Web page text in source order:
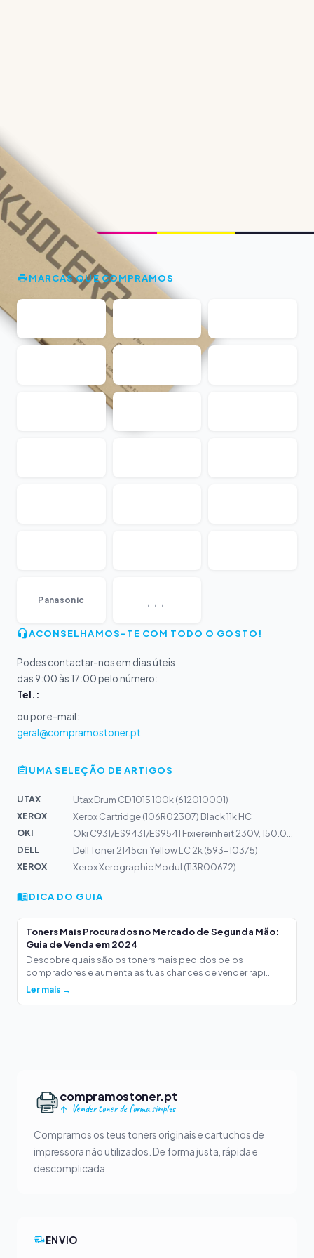
MARCAS QUE COMPRAMOS
Panasonic ...
ACONSELHAMOS-TE COM TODO O GOSTO!
Podes contactar-nos em dias úteis
das 9:00 às 17:00 pelo número:
Tel.:
ou por e-mail:
geral@compramostoner.pt
UMA SELEÇÃO DE ARTIGOS
UTAX
Utax Drum CD 1015 100k (612010001)
XEROX
Xerox Cartridge (106R02307) Black 11k HC
OKI
DELL
Dell Toner 2145cn Yellow LC 2k (593-10375)
XEROX
Xerox Xerographic Modul (113R00672)
DICA DO GUIA
Toners Mais Procurados no Mercado de Segunda Mão:
Guia de Venda em 2024
Descobre quais são os toners mais pedidos pelos
compradores e aumenta as tuas chances de vender rapi...
Ler mais →
compramostoner.pt
Vender toner de forma simples
Compramos os teus toners originais e cartuchos de
impressora não utilizados. De forma justa, rápida e
descomplicada.
ENVIO